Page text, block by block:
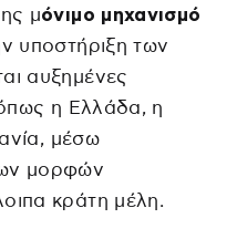
μόνιμο μηχανισμό
υποστήριξη των
αυξημένες
όπως η Ελλάδα, η
μέσω
μορφών
κράτη μέλη.